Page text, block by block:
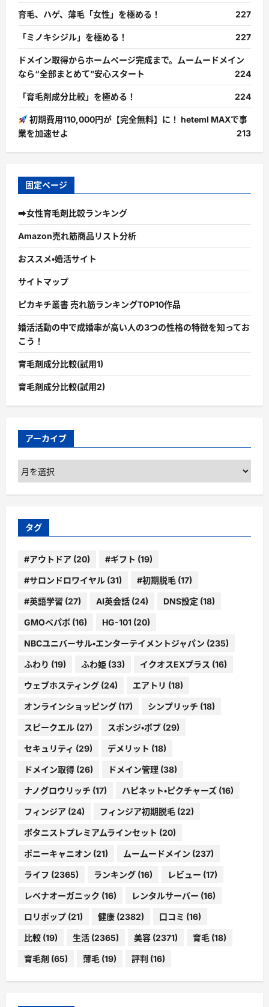
育毛、ハゲ、薄毛「女性」を極める！ 227
「ミノキシジル」を極める！ 227
ドメイン取得からホームページ完成まで。ムームードメイン
なら“全部まとめて”安心スタート
224
「育毛剤成分比較」を極める！ 224
初期費用110,000円が【完全無料】に！ heteml MAXで事
業を加速せよ
213
固定ページ
➡女性育毛剤比較ランキング
Amazon売れ筋商品リスト分析
おススメ・婚活サイト
サイトマップ
ピカキチ叢書 売れ筋ランキングTOP10作品
婚活活動の中で成婚率が高い人の3つの性格の特徴を知ってお
こう！
育毛剤成分比較(試用1)
育毛剤成分比較(試用2)
アーカイブ
ア
ー
カ
ブ
タグ
#アウトドア (20) #ギフト (19)
#サロンドロワイヤル (31) #初期脱毛 (17)
#英語学習 (27) AI英会話 (24) DNS設定 (18)
GMOペパボ (16) HG-101 (20)
NBCユニバーサル・エンターテイメントジャパン (235)
ふわり (19) ふわ姫 (33) イクオスEXプラス (16)
ウェブホスティング (24) エアトリ (18)
オンラインショッピング (17) シンプリッチ (18)
スピークエル (27) スポンジ・ボブ (29)
セキュリティ (29) デメリット (18)
ドメイン取得 (26) ドメイン管理 (38)
ナノグロウリッチ (17) ハピネット・ピクチャーズ (16)
フィンジア (24) フィンジア初期脱毛 (22)
ボタニストプレミアムラインセット (20)
ポニーキャニオン (21) ムームードメイン (237)
ライフ (2365) ランキング (16) レビュー (17)
レベナオーガニック (16) レンタルサーバー (16)
ロリポップ (21) 健康 (2382) 口コミ (16)
比較 (19) 生活 (2365) 美容 (2371) 育毛 (18)
育毛剤 (65) 薄毛 (19) 評判 (16)